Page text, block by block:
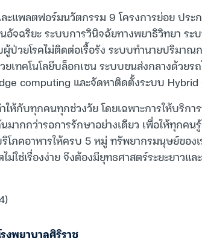
แพลตฟอร์มนวัตกรรม 9 โครงการย่อย ประ
จฉริยะ ระบบการวินิจฉัยทางพยาธิวิทยา ระ
ป่วยโรคไม่ติดต่อเรื้อรัง ระบบทำนายปริมาณ
เทคโนโลยีบล็อกเชน ระบบขนส่งกลางด้วยร
computing และจัดหาติดตั้งระบบ Hybrid
ห้กับทุกคนทุกช่วงวัย โดยเฉพาะการให้บริกา
มากกว่ารอการรักษาอย่างเดียว เพื่อให้ทุกคน
ภคอาหารให้ครบ 5 หมู่ ทรัพยากรมนุษย์ของเ
ม่ใช่เรื่องง่าย จึงต้องมียุทธศาสตร์ระยะยาวแ
รงพยาบาลศิริราช